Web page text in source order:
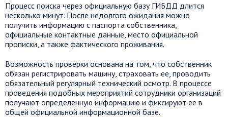
Процесс поиска через официальную базу ГИБДД длится
несколько минут. После недолгого ожидания можно
получить информацию с паспорта собственника,
официальные контактные данные, место официальной
прописки, а также фактического проживания.
Возможность проверки основана на том, что собственник
обязан регистрировать машину, страховать ее, проводить
обязательный регулярный технический осмотр. В процессе
проведения подобных мероприятий сотрудники организаций
получают определенную информацию и фиксируют ее в
общей официальной информационной базе.